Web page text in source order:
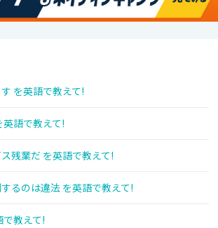
を英語で教えて!
語で教えて!
残業だ を英語で教えて!
るのは違法 を英語で教えて!
教えて!